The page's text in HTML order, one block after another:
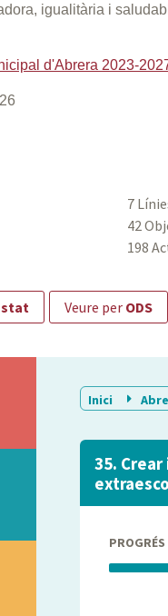
igualitària i
d'Abrera 2023-
7
42
198
veure per ODS
Inici
35.
PROGRÉS